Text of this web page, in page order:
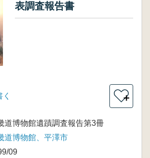
表調査報告書
＋
道博物館遺蹟調査報告第3冊
道博物館、平澤市
09